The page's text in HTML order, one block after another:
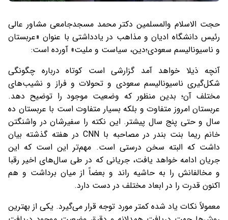
حجت الاسلام والمسلمین دکتر محمد مسجدجامعی مشاور عالی
رئیس دانشگاه ادیان و مذاهب در یادداشتی با عنوان «عربستان
و ناسیونالیسم سعودی؛دین، سیاست و ملیت» آورده است:
آنچه ذیلا خواهد آمد گزارشی است کوتاه درباره چگونگی
شکل‌گیری ناسیونالیسم سعودی و تحولات و فراز و نشیب‌های
مختلف آن؛ بدین منظور که وضعیت موجود را توضیح دهد.
عربستان امروز متفاوت و بلکه بسیار متفاوت است با عربستان ده
سال و حتی پنج سال پیشتر. این نکته را سفیرشان در واشنگتن
خانم ریما بنت بندر در مصاحبه با CNN در هفته گذشته بیان
داشت که البته سخن درستی است. مهم‌تر این است که این
جریان ادامه خواهد یافت، جریانی که در طی سال‌های اخیر رقبا
و مخالفانش را به حاشیه راند و بعضاً از میان برداشت و هم
اکنون قدرت را در ابعاد مختلف در دست دارد.
معمولاً نکات یاد شده کمتر مورد توجه قرار می‌گیرد. یکی از بهترین‌